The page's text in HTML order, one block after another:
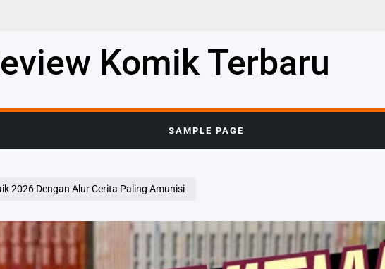
Komik Terbaru
SAMPLE PAGE
2026 Dengan Alur Cerita Paling Amunisi